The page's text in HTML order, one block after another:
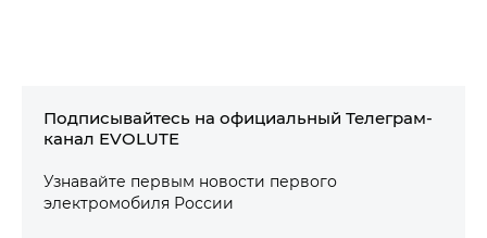
Подписывайтесь на официальный Телеграм-
канал EVOLUTE
Узнавайте первым новости первого
электромобиля России